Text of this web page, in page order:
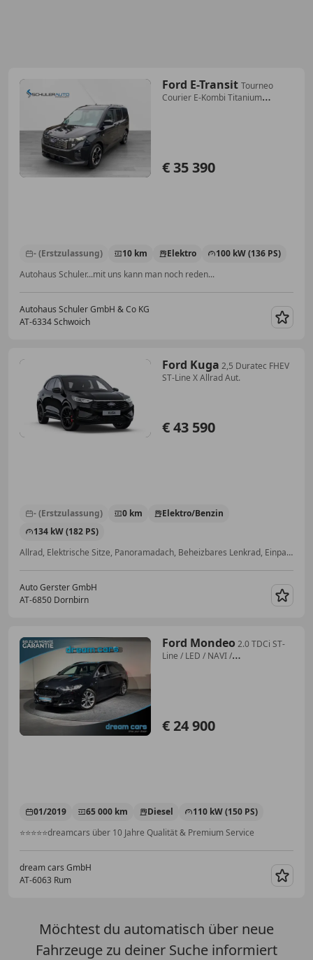
Ford E-Transit Tourneo
Courier E-Kombi Titanium
€ 35 390
- (Erstzulassung) 10 km Elektro
100 kW (136 PS)
Autohaus Schuler...mit uns kann man noch reden...
Autohaus Schuler GmbH & Co KG
AT-6334 Schwoich
Ford Kuga 2,5 Duratec FHEV
ST-Line X Allrad Aut.
€ 43 590
- (Erstzulassung) 0 km
Elektro/Benzin
134 kW (182 PS)
Allrad, Elektrische Sitze, Panoramadach, Beheizbares Lenkrad, Einparkhilfe selbstlenkendes System, Soundsystem, Anhängerkupplung, Kurvenlicht
Auto Gerster GmbH
AT-6850 Dornbirn
Ford Mondeo 2.0 TDCi ST-
Line / LED / NAVI /
€ 24 900
01/2019 65 000 km Diesel
110 kW (150 PS)
⭐⭐⭐⭐⭐dreamcars über 10 Jahre Qualität & Premium Service
dream cars GmbH
AT-6063 Rum
Möchtest du automatisch über neue
Fahrzeuge zu deiner Suche informiert